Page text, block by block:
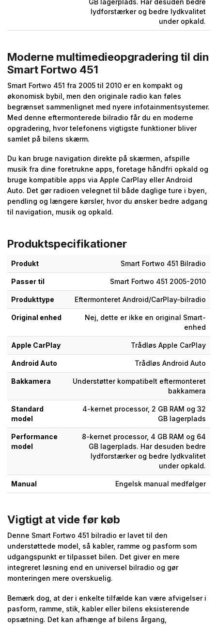
lydforstærker og bedre lydkvalitet
under opkald.
Moderne multimedieopgradering til din
Smart Fortwo 451
Smart Fortwo 451 fra 2005 til 2010 er en kompakt og
økonomisk bybil, men den originale radio kan føles
begrænset sammenlignet med nyere infotainmentsystemer.
Med denne eftermonterede bilradio får du en moderne
opgradering, hvor telefonens vigtigste funktioner bliver
samlet på bilens skærm.
Du kan bruge navigation direkte på skærmen, afspille
musik fra dine foretrukne apps, foretage håndfri opkald og
bruge kompatible apps via Apple CarPlay eller Android
Auto. Det gør radioen velegnet til både daglige ture i byen,
pendling og længere kørsler, hvor du ønsker bedre adgang
til navigation, musik og opkald.
Produktspecifikationer
Produkt Smart Fortwo 451 Bilradio
Passer til Smart Fortwo 451 2005-2010
Produkttype Eftermonteret Android/CarPlay-bilradio
Original enhed
Nej, dette er ikke en original Smart-
enhed
Apple CarPlay Trådløs Apple CarPlay
Android Auto Trådløs Android Auto
Bakkamera
Understøtter kompatibelt eftermonteret
bakkamera
Standard
model
4-kernet processor, 2 GB RAM og 32
GB lagerplads
Performance
model
8-kernet processor, 4 GB RAM og 64
GB lagerplads. Har desuden bedre
lydforstærker og bedre lydkvalitet
under opkald.
Manual Engelsk manual medfølger
Vigtigt at vide før køb
Denne Smart Fortwo 451 bilradio er lavet til den
understøttede model, så kabler, ramme og pasform som
udgangspunkt er tilpasset bilen. Det giver en mere
integreret løsning end en universel bilradio og gør
monteringen mere overskuelig.
Bemærk dog, at der i enkelte tilfælde kan være afvigelser i
pasform, ramme, stik, kabler eller bilens eksisterende
opsætning. Det kan afhænge af bilens årgang,